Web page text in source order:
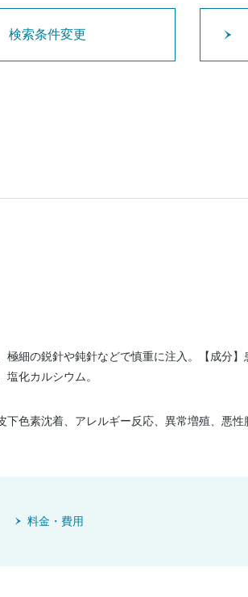
検索条件変更
極細の鋭針や鈍針などで慎重に注入。【成分
化カルシウム。
色素沈着、アレルギー反応、異常増殖、悪性
料金・費用